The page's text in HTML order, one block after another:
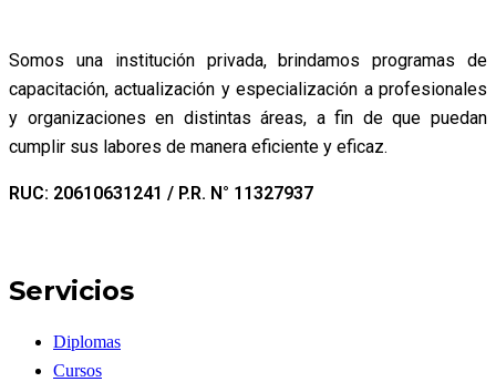
Somos una institución privada, brindamos programas de
capacitación, actualización y especialización a profesionales
y organizaciones en distintas áreas, a fin de que puedan
cumplir sus labores de manera eficiente y eficaz.
RUC: 20610631241 / P.R. N° 11327937
Servicios
Diplomas
Cursos